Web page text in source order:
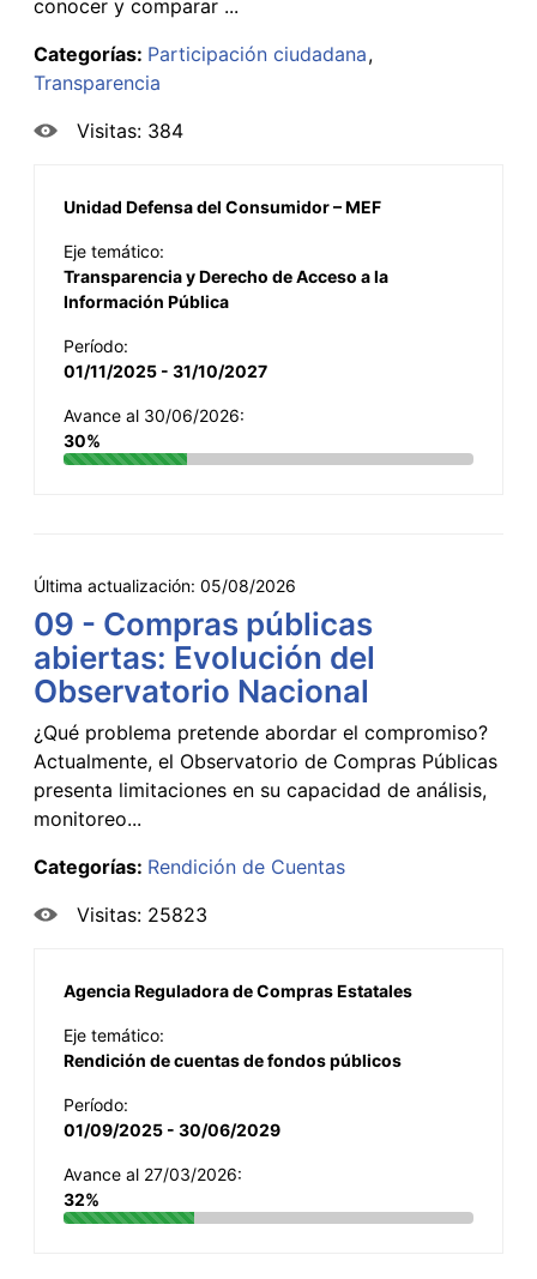
conocer y comparar ...
Categorías: Participación ciudadana
Transparencia
Visitas: 384
Unidad Defensa del Consumidor – MEF
Eje temático:
Transparencia y Derecho de Acceso a la
Información Pública
Período:
01/11/2025 - 31/10/2027
Avance al 30/06/2026:
30%
Última actualización: 05/08/2026
09 - Compras públicas
abiertas: Evolución del
Observatorio Nacional
¿Qué problema pretende abordar el compromiso?
Actualmente, el Observatorio de Compras Públicas
presenta limitaciones en su capacidad de análisis,
monitoreo...
Categorías: Rendición de Cuentas
Visitas: 25823
Agencia Reguladora de Compras Estatales
Eje temático:
Rendición de cuentas de fondos públicos
Período:
01/09/2025 - 30/06/2029
Avance al 27/03/2026:
32%